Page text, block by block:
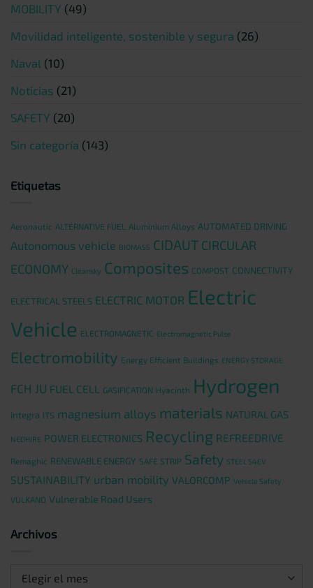
MOBILITY (49)
Movilidad inteligente, sostenible y segura (26)
Naval (10)
Noticias (21)
SAFETY (20)
Sin categoría (143)
Etiquetas
Aeronautic ALTERNATIVE FUEL Aluminium Alloys AUTOMATED DRIVING
Autonomous vehicle BIOMASS CIDAUT CIRCULAR
ECONOMY Cleansky Composites COMPOST CONNECTIVITY
ELECTRICAL STEELS ELECTRIC MOTOR Electric
Vehicle ELECTROMAGNETIC Electromagnetic Pulse
Electromobility Energy Efficient Buildings ENERGY STORAGE
FCH JU FUEL CELL GASIFICATION Hyacinth Hydrogen
integra ITS magnesium alloys materials NATURAL GAS
NEOHIRE POWER ELECTRONICS Recycling REFREEDRIVE
Remaghic RENEWABLE ENERGY SAFE STRIP Safety STEEL S4EV
SUSTAINABILITY urban mobility VALORCOMP Vehicle Safety
VULKANO Vulnerable Road Users
Archivos
Archivos